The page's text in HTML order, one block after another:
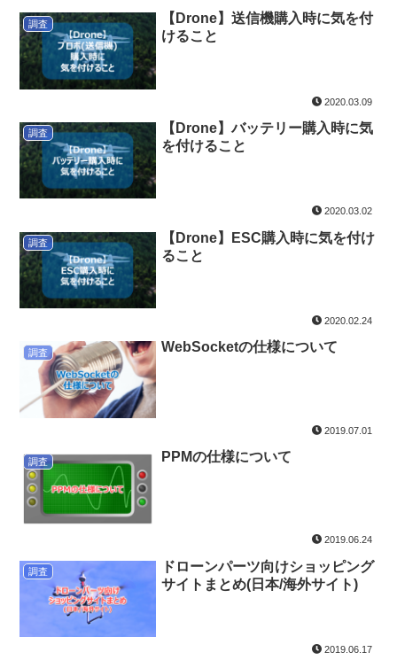
調査
【Drone】送信機購入時に気を付
けること
2020.03.09
調査
【Drone】バッテリー購入時に気
を付けること
2020.03.02
調査
【Drone】ESC購入時に気を付け
ること
2020.02.24
調査 WebSocketの仕様について
2019.07.01
調査 PPMの仕様について
2019.06.24
調査
ドローンパーツ向けショッピング
サイトまとめ(日本/海外サイト)
2019.06.17